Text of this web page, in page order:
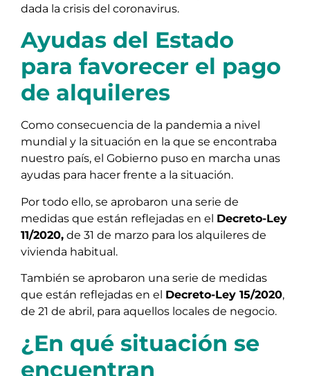
dada la crisis del coronavirus.
Ayudas del Estado
para favorecer el pago
de alquileres
Como consecuencia de la pandemia a nivel
mundial y la situación en la que se encontraba
nuestro país, el Gobierno puso en marcha unas
ayudas para hacer frente a la situación.
Por todo ello, se aprobaron una serie de
medidas que están reflejadas en el Decreto-Ley
11/2020, de 31 de marzo para los alquileres de
vivienda habitual.
También se aprobaron una serie de medidas
que están reflejadas en el Decreto-Ley 15/2020,
de 21 de abril, para aquellos locales de negocio.
¿En qué situación se
encuentran